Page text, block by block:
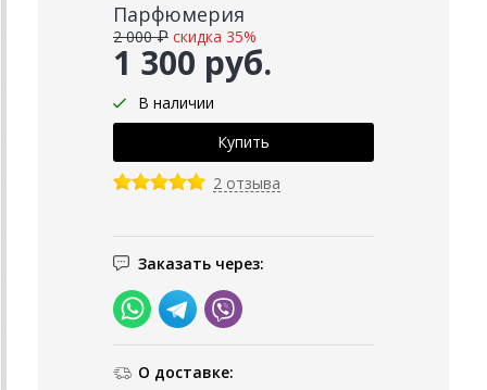
Парфюмерия
1 300 руб.
2 000 ₽ скидка 35%
В наличии
2 отзыва
Заказать через:
О доставке: